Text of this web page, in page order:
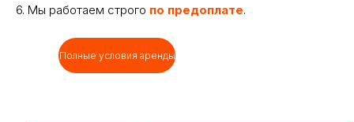
Полные условия аренды
6. Мы работаем строго по предоплате.